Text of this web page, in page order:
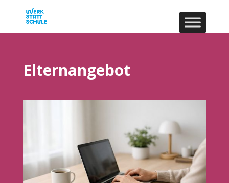
Elternangebot